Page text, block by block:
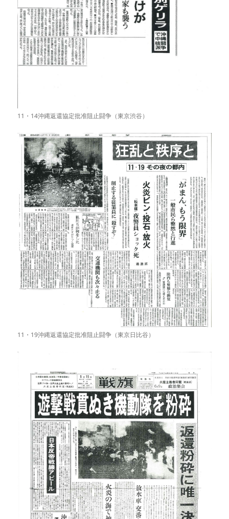
11・14沖縄返還協定批准阻止闘争（東京渋谷）
11・19沖縄返還協定批准阻止闘争（東京日比谷）